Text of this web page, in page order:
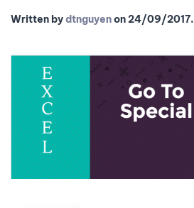
Written bydtnguyenon24/09/2017.